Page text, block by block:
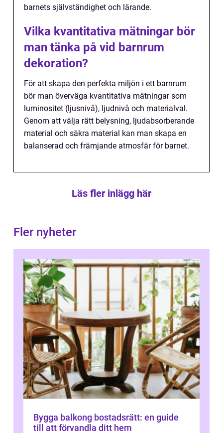
barnets självständighet och lärande.
Vilka kvantitativa mätningar bör
man tänka på vid barnrum
dekoration?
För att skapa den perfekta miljön i ett barnrum
bör man överväga kvantitativa mätningar som
luminositet (ljusnivå), ljudnivå och materialval.
Genom att välja rätt belysning, ljudabsorberande
material och säkra material kan man skapa en
balanserad och främjande atmosfär för barnet.
Läs fler inlägg här
Fler nyheter
Bygga balkong bostadsrätt: en guide
till att förvandla ditt hem